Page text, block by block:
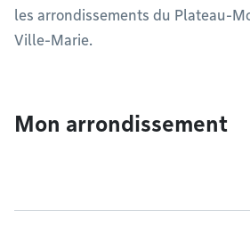
les arrondissements du Plateau-
Ville-Marie.
Mon arrondissement